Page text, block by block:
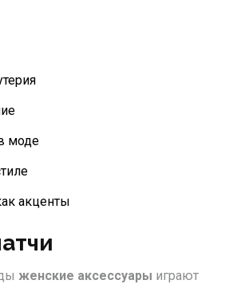
моде
акценты
женские аксессуары играют